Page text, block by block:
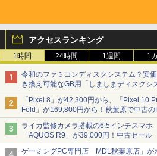
アクセスランキング
1時間 24時間 1週間 1
令和のファミコンディスクシステム？安
き換え可能なGB用「しましまディスクシ
ム」
「Pixel 8」が42,300円から、「Pixel 10
Fold」が169,800円から！秋葉原で中古
シリーズがお買い得
ライカ監修カメラ搭載の6.5インチスマホ
「AQUOS R9」が39,000円！中古セール
ゲーミングPC専門店「MDL秋葉原店」が